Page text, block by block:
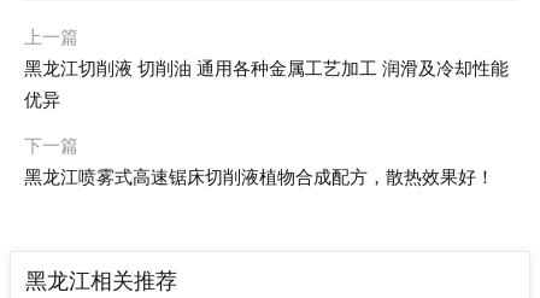
上一篇
黑龙江切削液 切削油 通用各种金属工艺加工 润滑及冷却性能
优异
下一篇
黑龙江喷雾式高速锯床切削液植物合成配方，散热效果好！
黑龙江相关推荐